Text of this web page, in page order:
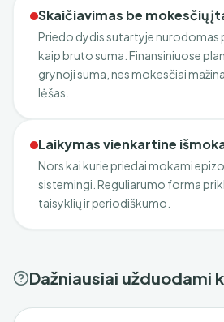
Skaičiavimas be mokesčių
Priedo dydis sutartyje nurodomas
kaip bruto suma. Finansiniuose
grynoji suma, nes mokesčiai
lėšas.
Laikymas vienkartine
Nors kai kurie priedai mokami
sistemingi. Reguliarumo forma
taisyklių ir periodiškumo.
Dažniausiai užduodami